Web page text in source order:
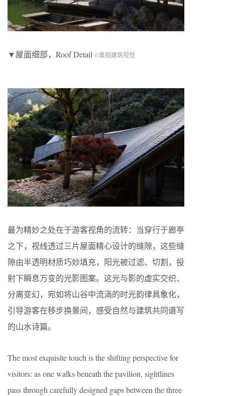
▼屋面细部，Roof Detail ©奥观建筑视觉
最为精妙之处在于游客视角的流转：当穿行于廊亭
之下，视线透过三片屋面精心设计的缝隙，这些缝
隙由半透明材质巧妙填充，阳光被过滤、切割，投
射下瞬息万变的光影图案。这光与影的虚实交织、
分离变幻，宛如将山谷中流淌的时光韵律具象化，
引导游客在移步换景间，感受自然与建筑共同谱写
的山水诗篇。
The most exquisite touch is the shifting perspective for
visitors: as one walks beneath the pavilion, sightlines
pass through carefully designed gaps between the three